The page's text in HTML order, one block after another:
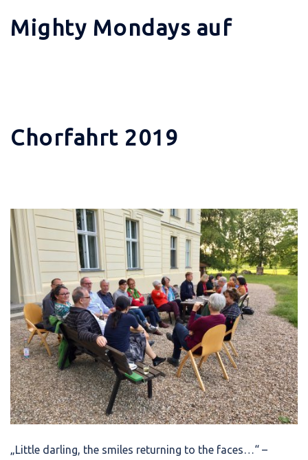
Mighty Mondays auf
Chorfahrt 2019
„Little darling, the smiles returning to the faces…“ –